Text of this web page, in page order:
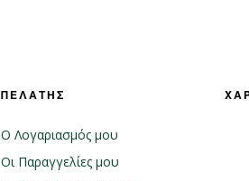
ΠΕΛΑΤΗΣ
Ο Λογαριασμός μου
Οι Παραγγελίες μου